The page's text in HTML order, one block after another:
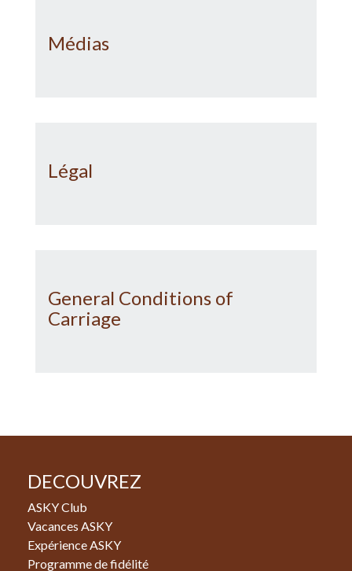
Médias
Légal
General Conditions of
Carriage
DECOUVREZ
ASKY Club
Vacances ASKY
Expérience ASKY
Programme de fidélité